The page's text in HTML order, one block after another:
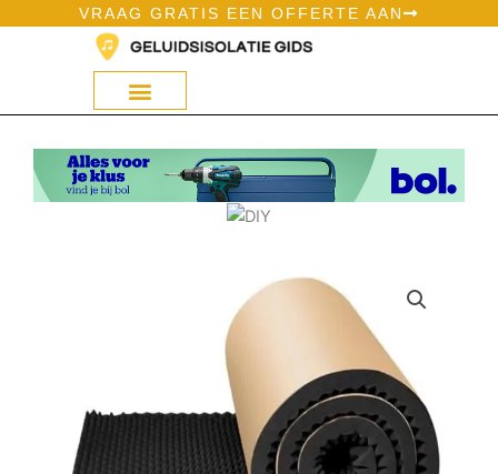
VRAAG GRATIS EEN OFFERTE AAN